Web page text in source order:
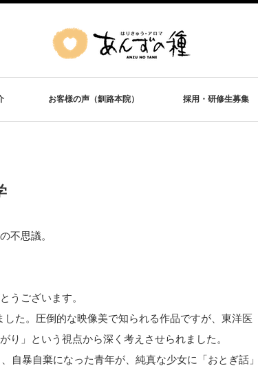
お客様の声（釧路本院） 採用・研修生募集
不思議。
うございます。
た。圧倒的な映像美で知られる作品ですが、東洋医
り」という視点から深く考えさせられました。
自暴自棄になった青年が、純真な少女に「おとぎ話」